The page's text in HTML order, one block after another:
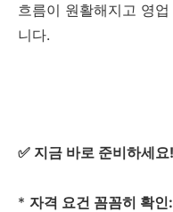
흐름이 원활해지고 영
니다.
✅ 지금 바로 준비하세
* 자격 요건 꼼꼼히 확인: